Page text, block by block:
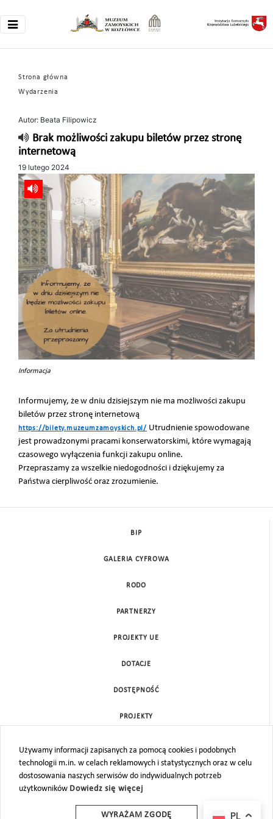
Strona główna
Wydarzenia
Autor: Beata Filipowicz
Brak możliwości zakupu biletów przez stronę
internetową
19 lutego 2024
Informacja
Informujemy, że w dniu dzisiejszym nie ma możliwości zakupu
biletów przez stronę internetową
https://bilety.muzeumzamoyskich.pl/ Utrudnienie spowodowane
jest prowadzonymi pracami konserwatorskimi, które wymagają
czasowego wyłączenia funkcji zakupu online.
Przepraszamy za wszelkie niedogodności i dziękujemy za
Państwa cierpliwość oraz zrozumienie.
Używamy informacji zapisanych za pomocą cookies i podobnych
technologii m.in. w celach reklamowych i statystycznych oraz w celu
dostosowania naszych serwisów do indywidualnych potrzeb
użytkowników Dowiedz się więcej
WYRAŻAM ZGODĘ
BIP
GALERIA CYFROWA
RODO
PARTNERZY
PROJEKTY UE
DOTACJE
DOSTĘPNOŚĆ
PROJEKTY
MAPA STRONY
PL